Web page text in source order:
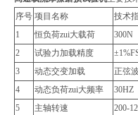
序号 项目名称
技术
1
恒负荷zui大载荷
300N
2
试验力加载精度
3
动态交变加载
正弦
4
动态负荷zui大频率
30HZ
5
主轴转速
200-